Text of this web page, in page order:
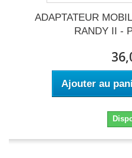
ADAPTATEUR
RANDY II -
Ajouter au